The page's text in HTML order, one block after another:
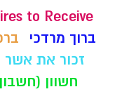
to Receive
ברוך מרדכי
זכור את
חשוון